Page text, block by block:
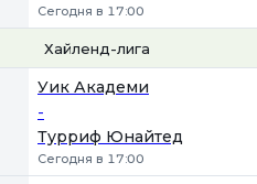
Сегодня в 17:00
Хайленд-лига
Уик Академи
-
Турриф Юнайтед
Сегодня в 17:00